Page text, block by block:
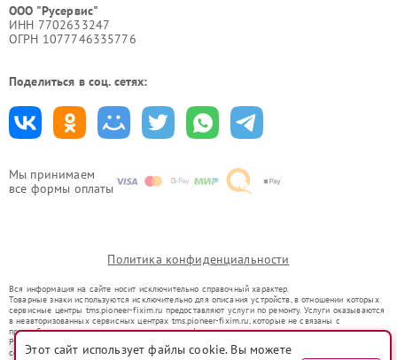
Мы принимаем
все формы оплаты
ООО "Русервис"
ИНН 7702633247
ОГРН 1077746335776
Поделиться в соц. сетях:
Политика конфиденциальности
Вся информация на сайте носит исключительно справочный характер.
Товарные знаки используются исключительно для описания устройств, в отношении которых
сервисные центры tms.pioneer-fixim.ru предоставляют услуги по ремонту. Услуги оказываются
в неавторизованных сервисных центрах tms.pioneer-fixim.ru, которые не связаны с
правообладателями товарных знаков или их официальными представителями.
Ремонт осуществляется для устройств, уже введенных в гражданский оборот в соответствии
со статьей 1487 ГК РФ.
Этот сайт использует файлы cookie. Вы можете